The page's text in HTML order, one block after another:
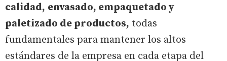
calidad, envasado, empaquetado y
paletizado de productos, todas
fundamentales para mantener los altos
estándares de la empresa en cada etapa del